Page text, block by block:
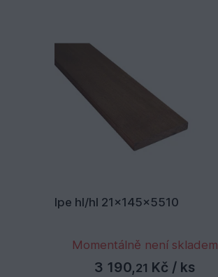
Ipe hl/hl 21x145x5510
Momentálně není skladem
3 190,21 Kč / ks